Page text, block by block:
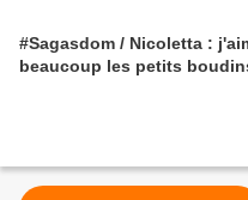
#Sagasdom / Nicoletta :
beaucoup les petits